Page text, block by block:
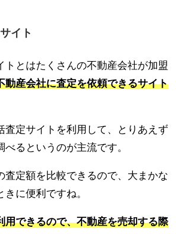
イト
トとはたくさんの不動産会社が加盟
動産会社に査定を依頼できるサイト
査定サイトを利用して、とりあえず
るというのが主流です。
査定額を比較できるので、大まかな
に便利ですね。
用できるので、不動産を売却する際